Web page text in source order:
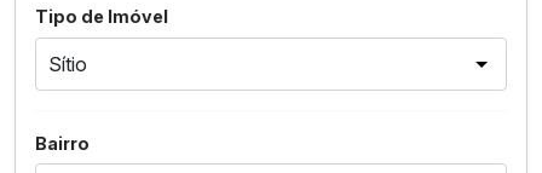
Tipo de Imóvel
Bairro